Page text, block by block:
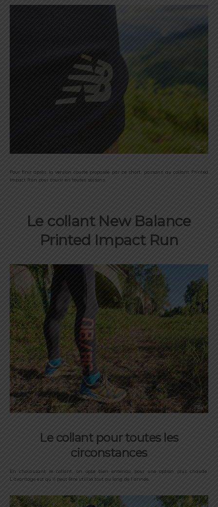
Pour finir après la version courte proposée par ce short, passons au collant Printed
Impact Run pour courir en toutes saisons.
Le collant New Balance
Printed Impact Run
Le collant pour toutes les
circonstances
En choisissant le collant, on opte bien entendu pour une option plus chaude.
L’avantage est qu’il peut être utilisé tout au long de l’année.